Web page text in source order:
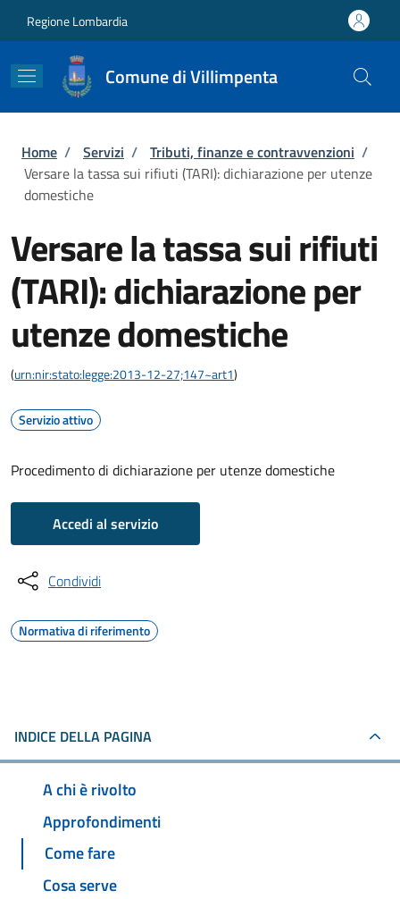
Regione Lombardia
Comune di Villimpenta
Briciole di pane
Home / Servizi / Tributi, finanze e contravvenzioni /
Versare la tassa sui rifiuti (TARI): dichiarazione per utenze
domestiche
Versare la tassa sui rifiuti
(TARI): dichiarazione per
utenze domestiche
(urn:nir:stato:legge:2013-12-27;147~art1)
Servizio attivo
Procedimento di dichiarazione per utenze domestiche
Accedi al servizio
Condividi
Normativa di riferimento
INDICE DELLA PAGINA
A chi è rivolto
Approfondimenti
Come fare
Cosa serve